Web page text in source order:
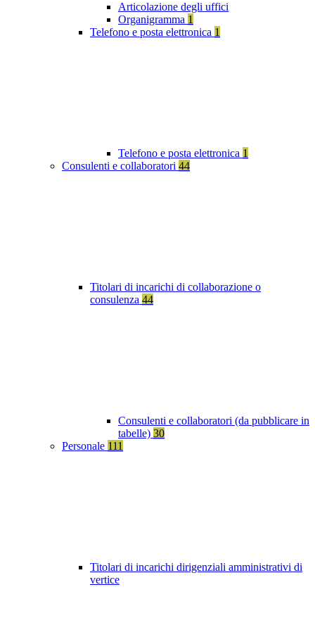
Articolazione degli uffici
Organigramma 1
Telefono e posta elettronica 1
Telefono e posta elettronica 1
Consulenti e collaboratori 44
Titolari di incarichi di collaborazione o
consulenza 44
Consulenti e collaboratori (da pubblicare in
tabelle) 30
Personale 111
Titolari di incarichi dirigenziali amministrativi di
vertice